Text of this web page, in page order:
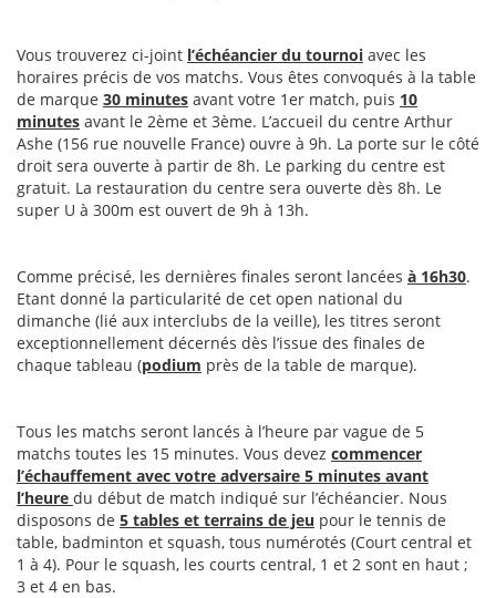
Vous trouverez ci-joint l’échéancier du tournoi avec les
horaires précis de vos matchs. Vous êtes convoqués à la table
de marque 30 minutes avant votre 1er match, puis 10
minutes avant le 2ème et 3ème. L’accueil du centre Arthur
Ashe (156 rue nouvelle France) ouvre à 9h. La porte sur le côté
droit sera ouverte à partir de 8h. Le parking du centre est
gratuit. La restauration du centre sera ouverte dès 8h. Le
super U à 300m est ouvert de 9h à 13h.
Comme précisé, les dernières finales seront lancées à 16h30.
Etant donné la particularité de cet open national du
dimanche (lié aux interclubs de la veille), les titres seront
exceptionnellement décernés dès l’issue des finales de
chaque tableau (podium près de la table de marque).
Tous les matchs seront lancés à l’heure par vague de 5
matchs toutes les 15 minutes. Vous devez commencer
l’échauffement avec votre adversaire 5 minutes avant
l’heure du début de match indiqué sur l’échéancier. Nous
disposons de 5 tables et terrains de jeu pour le tennis de
table, badminton et squash, tous numérotés (Court central et
1 à 4). Pour le squash, les courts central, 1 et 2 sont en haut ;
3 et 4 en bas.